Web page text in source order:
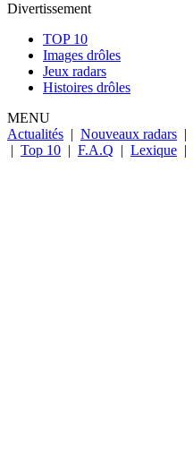
Divertissement
TOP 10
Images drôles
Jeux radars
Histoires drôles
MENU
Actualités | Nouveaux radars |
| Top 10 | F.A.Q | Lexique |